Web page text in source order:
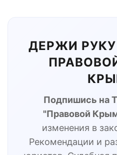
ДЕРЖИ
Подпишись на
"Правовой
изменения в
Рекомендации и